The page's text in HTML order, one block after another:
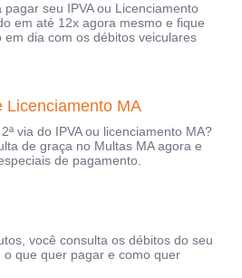
pagar seu IPVA ou Licenciamento
em até 12x agora mesmo e fique
em dia com os débitos veiculares
Licenciamento MA
via do IPVA ou licenciamento MA?
de graça no Multas MA agora e
de pagamento.
você consulta os débitos do seu
o que quer pagar e como quer